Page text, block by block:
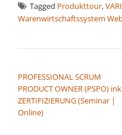
Tagged Produkttour,
Warenwirtschaftssystem
PROFESSIONAL SCRUM
PRODUCT OWNER (PSPO)
ZERTIFIZIERUNG (Seminar |
Online)